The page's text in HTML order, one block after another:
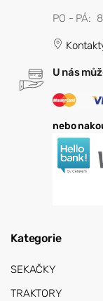
PO - PÁ:
U nás
nebo
Kategorie
SEKAČKY
TRAKTORY